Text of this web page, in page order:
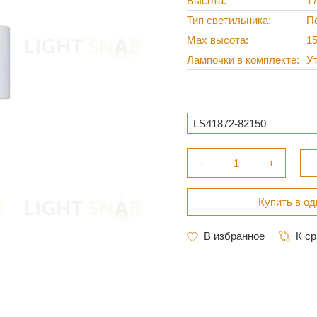
Тип светильника
Max высота
Лампочки в комплекте
LS41872-82150